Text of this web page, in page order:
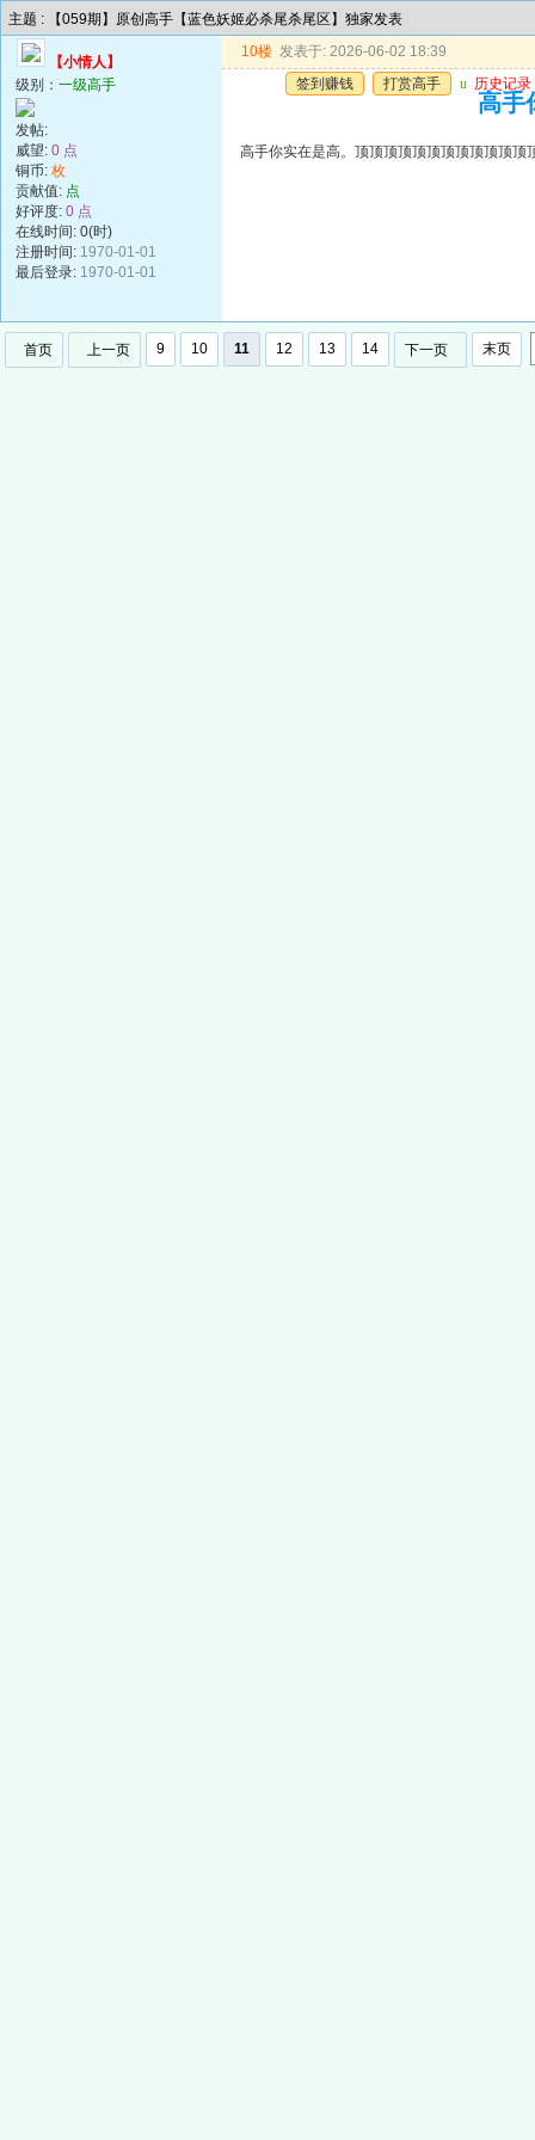
主题 : 【059期】原创高手【蓝色妖姬必杀尾杀尾区】独家发表
【小情人】
级别： 一级高手
发帖:
威望: 0 点
铜币: 枚
贡献值: 点
好评度: 0 点
在线时间: 0(时)
注册时间: 1970-01-01
最后登录: 1970-01-01
10楼 发表于: 2026-06-02 18:39
签到赚钱
打赏高手 u 历史记录
高手
高手你实在是高。顶顶顶顶顶顶顶顶顶顶顶顶
首页 上一页 9 10 11 12 13 14 下一页 末页